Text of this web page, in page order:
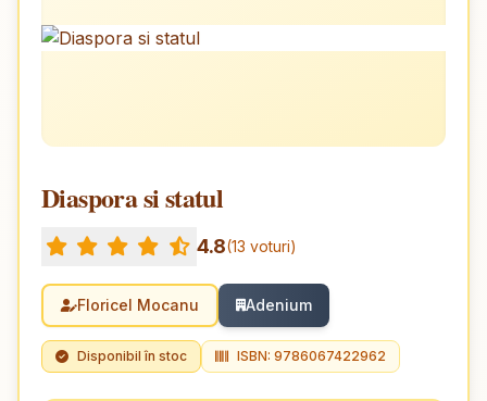
Diaspora si statul
4.8(13 voturi)
Floricel Mocanu Adenium
Disponibil în stoc ISBN: 9786067422962